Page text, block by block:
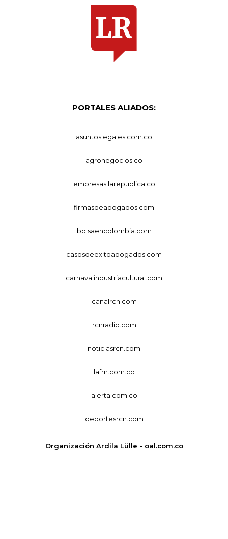
PORTALES ALIADOS:
asuntoslegales.com.co
agronegocios.co
empresas.larepublica.co
firmasdeabogados.com
bolsaencolombia.com
casosdeexitoabogados.com
carnavalindustriacultural.com
canalrcn.com
rcnradio.com
noticiasrcn.com
lafm.com.co
alerta.com.co
deportesrcn.com
Organización Ardila Lülle - oal.com.co